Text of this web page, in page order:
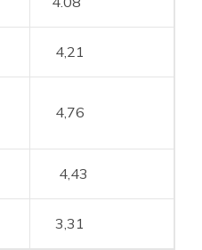
4,21
4,76
4,43
3,31